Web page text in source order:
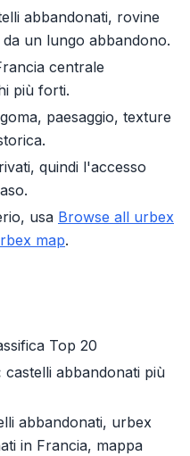
abbandonati, rovine
un lungo abbandono.
centrale
più forti.
paesaggio, texture
quindi l'accesso
usa Browse all urbex
map.
Top 20
castelli abbandonati più
abbandonati, urbex
in Francia, mappa